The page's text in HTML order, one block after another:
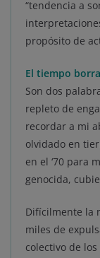
“tendencia a
propósito de
El tiempo
Son dos
repleto de
recordar a mi
olvidado en
en el ‘70 para
genocida,
Difícilmente la
miles de
colectivo de